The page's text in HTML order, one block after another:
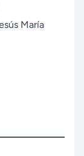
María